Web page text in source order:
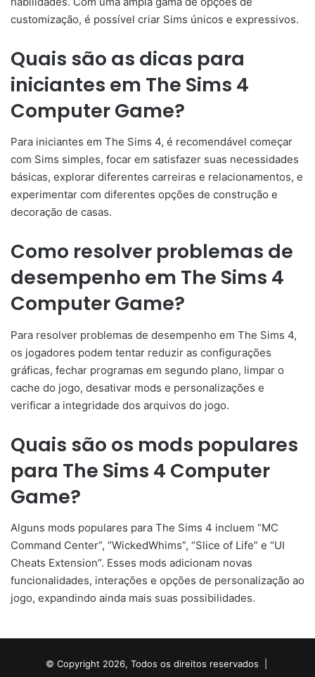
customização, é possível criar Sims únicos e expressivos.
Quais são as dicas para
iniciantes em The Sims 4
Computer Game?
Para iniciantes em The Sims 4, é recomendável começar
com Sims simples, focar em satisfazer suas necessidades
básicas, explorar diferentes carreiras e relacionamentos, e
experimentar com diferentes opções de construção e
decoração de casas.
Como resolver problemas de
desempenho em The Sims 4
Computer Game?
Para resolver problemas de desempenho em The Sims 4,
os jogadores podem tentar reduzir as configurações
gráficas, fechar programas em segundo plano, limpar o
cache do jogo, desativar mods e personalizações e
verificar a integridade dos arquivos do jogo.
Quais são os mods populares
para The Sims 4 Computer
Game?
Alguns mods populares para The Sims 4 incluem “MC
Command Center”, “WickedWhims”, “Slice of Life” e “UI
Cheats Extension”. Esses mods adicionam novas
funcionalidades, interações e opções de personalização ao
jogo, expandindo ainda mais suas possibilidades.
© Copyright 2026, Todos os direitos reservados |